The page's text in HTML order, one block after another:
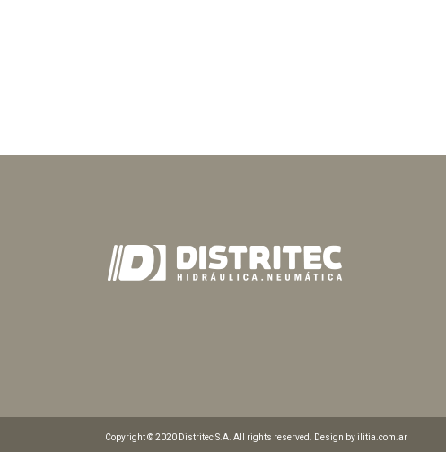
Copyright © 2020 Distritec S.A. All rights reserved. Design by ilitia.com.ar